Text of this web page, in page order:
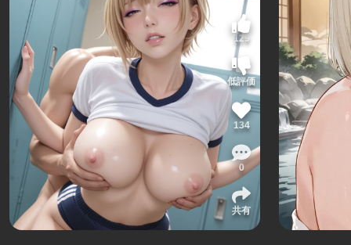
129
低評価
134
0
共有